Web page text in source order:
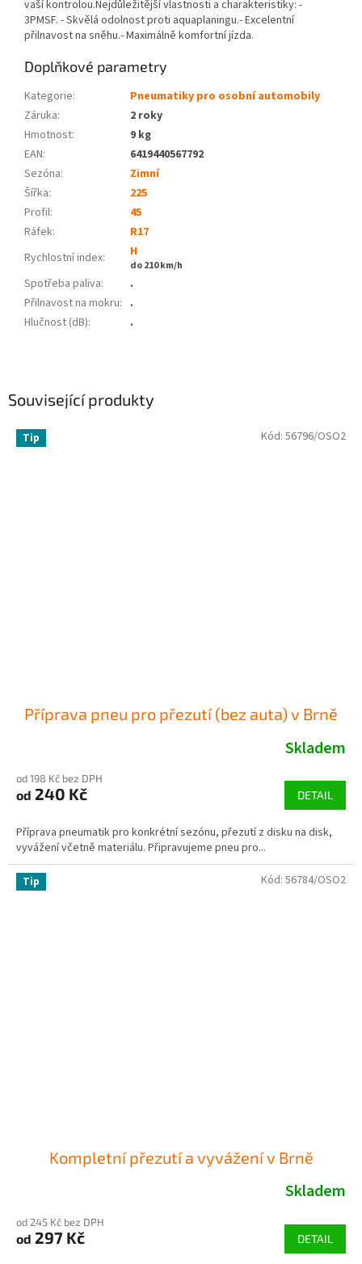
Související produkty
Tip
Příprava pneu pro přezutí (bez auta) v Brně
Skladem
od 198 Kč bez DPH
od 240 Kč DETAIL
Příprava pneumatik pro konkrétní sezónu, přezutí z disku na disk,
vyvážení včetně materiálu. Připravujeme pneu pro...
Kód: 56796/OSO2
Tip
Kompletní přezutí a vyvážení v Brně
Skladem
od 245 Kč bez DPH
od 297 Kč DETAIL
Kód: 56784/OSO2
vaší kontrolou.Nejdůležitější vlastnosti a charakteristiky: -
3PMSF. - Skvělá odolnost proti aquaplaningu.- Excelentní
přilnavost na sněhu.- Maximálně komfortní jízda.
Doplňkové parametry
Kategorie:
Pneumatiky pro osobní automobily
Záruka:
2 roky
Hmotnost:
9 kg
EAN:
6419440567792
Sezóna:
Zimní
Šířka:
225
Profil:
45
Ráfek:
R17
Rychlostní index:
H
do 210 km/h
Spotřeba paliva:
.
Přilnavost na mokru: .
Hlučnost (dB): .